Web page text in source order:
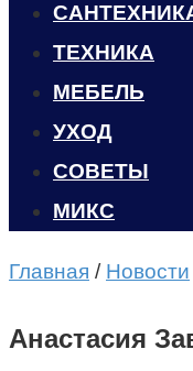
ТЕХНИКА
МЕБЕЛЬ
УХОД
CОВЕТЫ
МИКС
Главная / Новости
Анастасия